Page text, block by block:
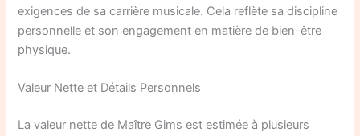
exigences de sa carrière musicale. Cela reflète sa discipline
personnelle et son engagement en matière de bien-être
physique.
Valeur Nette et Détails Personnels
La valeur nette de Maître Gims est estimée à plusieurs